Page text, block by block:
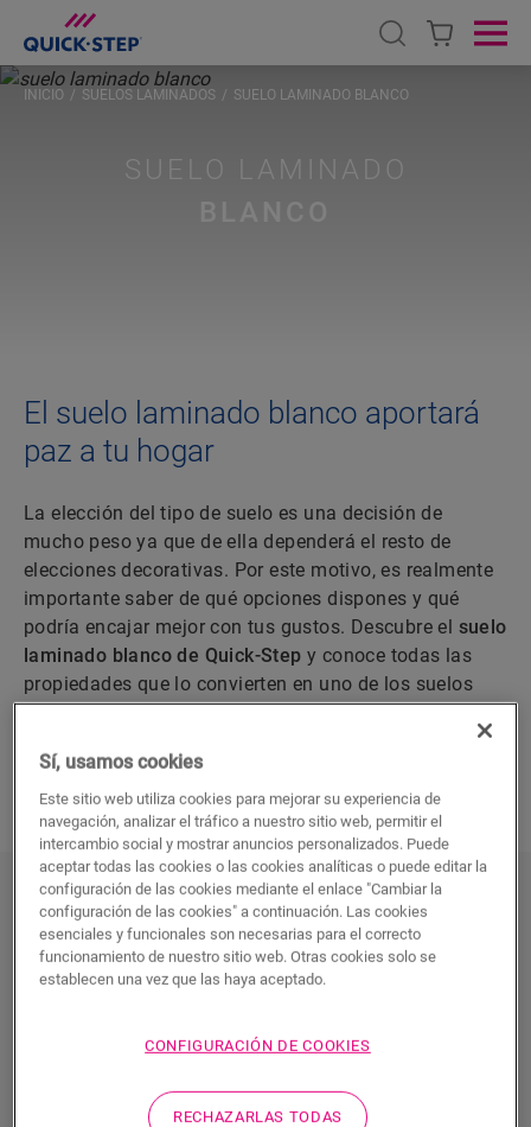
Open search
SUELO LAMINADO
INICIO SUELOS LAMINADOS SUELO LAMINADO BLANCO
El suelo laminado blanco aportará
paz a tu hogar
La elección del tipo de suelo es una decisión de
mucho peso ya que de ella dependerá el resto de
elecciones decorativas. Por este motivo, es realmente
importante saber de qué opciones dispones y qué
podría encajar mejor con tus gustos. Descubre el suelo
laminado blanco de Quick-Step y conoce todas las
propiedades que lo convierten en uno de los suelos
laminados más populares.
BLANCOS
Discover our white laminate floors
Sí, usamos cookies
Este sitio web utiliza cookies para mejorar su experiencia de
navegación, analizar el tráfico a nuestro sitio web, permitir el
intercambio social y mostrar anuncios personalizados. Puede
aceptar todas las cookies o las cookies analíticas o puede editar la
configuración de las cookies mediante el enlace "Cambiar la
configuración de las cookies" a continuación. Las cookies
esenciales y funcionales son necesarias para el correcto
funcionamiento de nuestro sitio web. Otras cookies solo se
establecen una vez que las haya aceptado.
CONFIGURACIÓN DE COOKIES
RECHAZARLAS TODAS